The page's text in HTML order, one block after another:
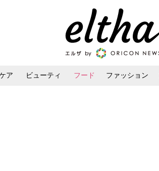
ア ビューティ フード ファッション